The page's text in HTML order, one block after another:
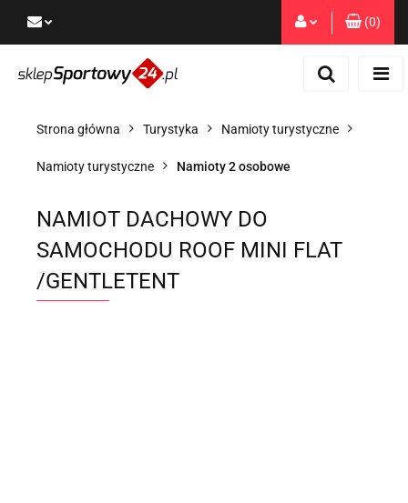
Dodaj zgłoszenie
(0)
Strona główna Turystyka Namioty turystyczne
Namioty turystyczne Namioty 2 osobowe
NAMIOT DACHOWY DO
SAMOCHODU ROOF MINI FLAT
/GENTLETENT